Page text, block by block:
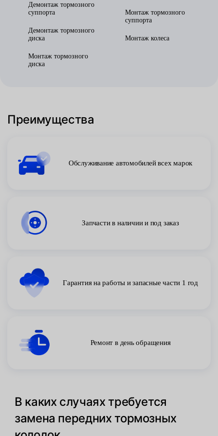
Демонтаж тормозного
суппорта
Демонтаж тормозного
диска
Монтаж тормозного
диска
Монтаж тормозного
суппорта
Монтаж колеса
Преимущества
Обслуживание автомобилей всех марок
Запчасти в наличии и под заказ
Гарантия на работы и запасные части 1 год
Ремонт в день обращения
В каких случаях требуется
замена передних тормозных